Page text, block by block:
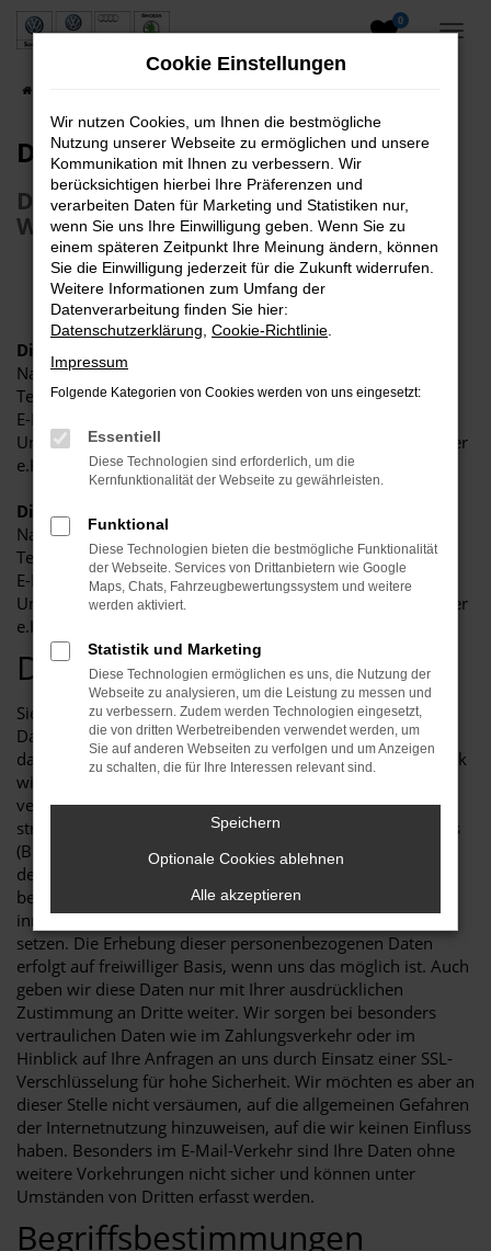
Zum
0
Datenschutz
Datenschutzhinweise für unsere
Website
Die Kontaktdaten des Unternehmens:
Name: Alfred Sanktjohanser
Telefonnummer: +49 (0) 8243 2088
E-Mail Adresse: info@autohaus-sanktjohanser.de
Unternehmensbezeichnung: Autohaus Alfred Sanktjohanser
e.K.
Die Kontaktdaten des Datenschutzbeauftragten:
Name: Alfred Sanktjohanser
Telefonnummer: +49 (0) 8243 2088
E-Mail Adresse: info@autohaus-sanktjohanser.de
Unternehmensbezeichnung: Autohaus Alfred Sanktjohanser
e.K.
Datenschutzerklärung
Sie erhalten als Nutzer unserer Internetseite in dieser
Datenschutzerklärung alle notwendigen Informationen
darüber, wie, in welchem Umfang sowie zu welchem Zweck
wir oder Drittanbieter Daten von Ihnen erheben und diese
verwenden. Die Erhebung und Nutzung Ihrer Daten erfolgt
streng nach den Vorgaben des Bundesdatenschutzgesetzes
(BDSG) und des Telemediengesetzes (TMG). Wir fühlen uns
der Vertraulichkeit Ihrer personenbezogenen Daten
besonders verpflichtet und arbeiten deshalb streng
innerhalb der Grenzen, die die gesetzlichen Vorgaben uns
setzen. Die Erhebung dieser personenbezogenen Daten
erfolgt auf freiwilliger Basis, wenn uns das möglich ist. Auch
geben wir diese Daten nur mit Ihrer ausdrücklichen
Zustimmung an Dritte weiter. Wir sorgen bei besonders
vertraulichen Daten wie im Zahlungsverkehr oder im
Hinblick auf Ihre Anfragen an uns durch Einsatz einer SSL-
Verschlüsselung für hohe Sicherheit. Wir möchten es aber an
dieser Stelle nicht versäumen, auf die allgemeinen Gefahren
der Internetnutzung hinzuweisen, auf die wir keinen Einfluss
haben. Besonders im E-Mail-Verkehr sind Ihre Daten ohne
weitere Vorkehrungen nicht sicher und können unter
Umständen von Dritten erfasst werden.
Begriffsbestimmungen
Cookie Einstellungen
Wir nutzen Cookies, um Ihnen die bestmögliche
Nutzung unserer Webseite zu ermöglichen und unsere
Kommunikation mit Ihnen zu verbessern. Wir
berücksichtigen hierbei Ihre Präferenzen und
verarbeiten Daten für Marketing und Statistiken nur,
wenn Sie uns Ihre Einwilligung geben. Wenn Sie zu
einem späteren Zeitpunkt Ihre Meinung ändern, können
Sie die Einwilligung jederzeit für die Zukunft widerrufen.
Weitere Informationen zum Umfang der
Datenverarbeitung finden Sie hier:
Datenschutzerklärung Cookie-Richtlinie
Impressum
Folgende Kategorien von Cookies werden von uns eingesetzt:
Essentiell
Diese Technologien sind erforderlich, um die
Kernfunktionalität der Webseite zu gewährleisten.
Funktional
Diese Technologien bieten die bestmögliche Funktionalität
der Webseite. Services von Drittanbietern wie Google
Maps, Chats, Fahrzeugbewertungssystem und weitere
werden aktiviert.
Statistik und Marketing
Diese Technologien ermöglichen es uns, die Nutzung der
Webseite zu analysieren, um die Leistung zu messen und
zu verbessern. Zudem werden Technologien eingesetzt,
die von dritten Werbetreibenden verwendet werden, um
Sie auf anderen Webseiten zu verfolgen und um Anzeigen
zu schalten, die für Ihre Interessen relevant sind.
Speichern
Optionale Cookies ablehnen
Alle akzeptieren